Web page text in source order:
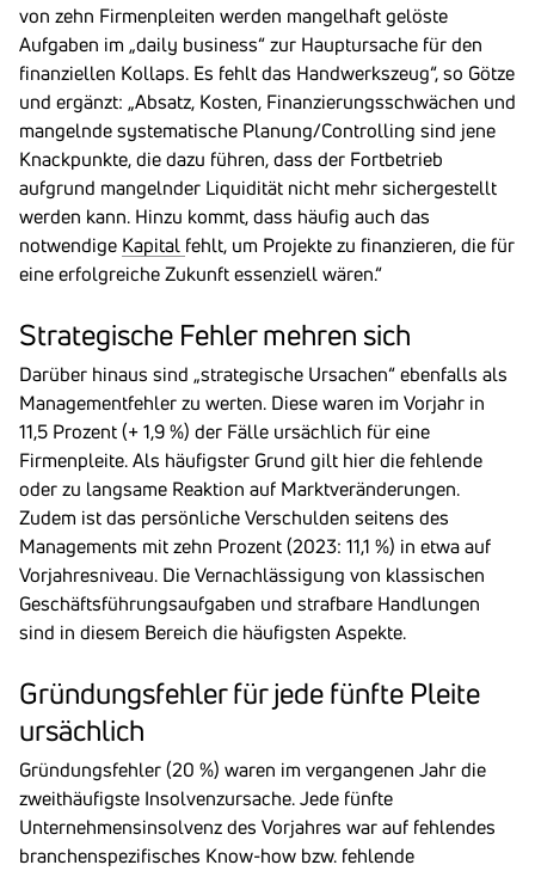
von zehn Firmenpleiten werden mangelhaft gelöste
Aufgaben im „daily business“ zur Hauptursache für den
finanziellen Kollaps. Es fehlt das Handwerkszeug“, so Götze
und ergänzt: „Absatz, Kosten, Finanzierungsschwächen und
mangelnde systematische Planung/Controlling sind jene
Knackpunkte, die dazu führen, dass der Fortbetrieb
aufgrund mangelnder Liquidität nicht mehr sichergestellt
werden kann. Hinzu kommt, dass häufig auch das
notwendige Kapital fehlt, um Projekte zu finanzieren, die für
eine erfolgreiche Zukunft essenziell wären.“
Stra­te­gi­sche Fehler mehren sich
Darüber hinaus sind „strategische Ursachen“ ebenfalls als
Managementfehler zu werten. Diese waren im Vorjahr in
11,5 Prozent (+ 1,9 %) der Fälle ursächlich für eine
Firmenpleite. Als häufigster Grund gilt hier die fehlende
oder zu langsame Reaktion auf Marktveränderungen.
Zudem ist das persönliche Verschulden seitens des
Managements mit zehn Prozent (2023: 11,1 %) in etwa auf
Vorjahresniveau. Die Vernachlässigung von klassischen
Geschäftsführungsaufgaben und strafbare Handlungen
sind in diesem Bereich die häufigsten Aspekte.
Grün­dungs­fehler für jede fünfte Pleite
ursäch­lich
Gründungsfehler (20 %) waren im vergangenen Jahr die
zweithäufigste Insolvenzursache. Jede fünfte
Unternehmensinsolvenz des Vorjahres war auf fehlendes
branchenspezifisches Know-how bzw. fehlende